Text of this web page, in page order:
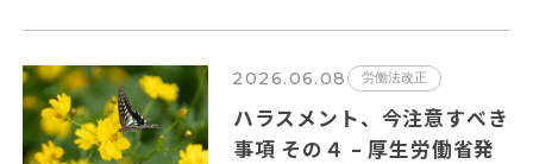
2026.06.08 労働法改正
ハラスメント、今注意すべき
事項 その４ – 厚生労働省発